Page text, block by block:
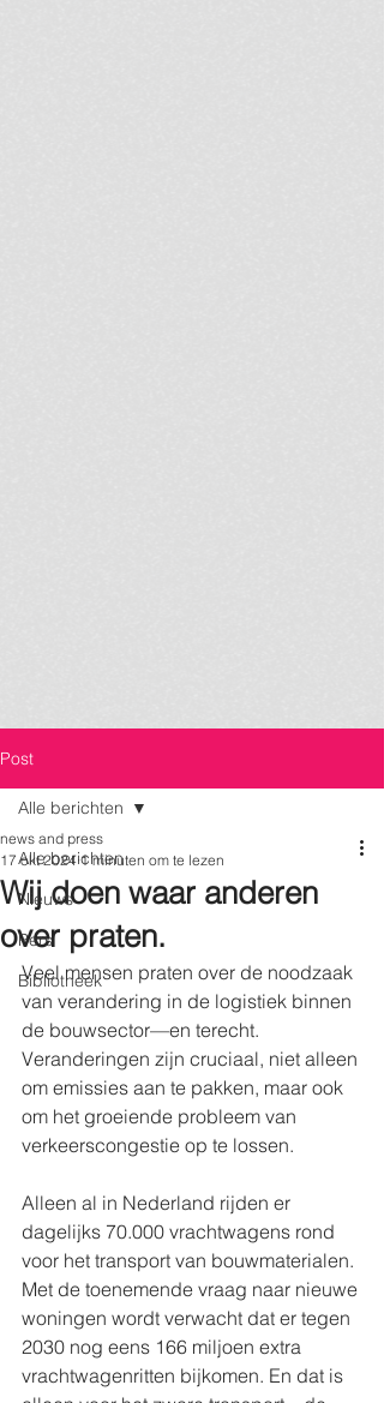
Post
Alle berichten
Nieuws
Pers
Bibliotheek
Alle berichten
Wij doen waar anderen
over praten.
news and press
17 okt 2024 1 minuten om te lezen
Veel mensen praten over de noodzaak
van verandering in de logistiek binnen
de bouwsector—en terecht.
Veranderingen zijn cruciaal, niet alleen
om emissies aan te pakken, maar ook
om het groeiende probleem van
verkeerscongestie op te lossen.
Alleen al in Nederland rijden er
dagelijks 70.000 vrachtwagens rond
voor het transport van bouwmaterialen.
Met de toenemende vraag naar nieuwe
woningen wordt verwacht dat er tegen
2030 nog eens 166 miljoen extra
vrachtwagenritten bijkomen. En dat is